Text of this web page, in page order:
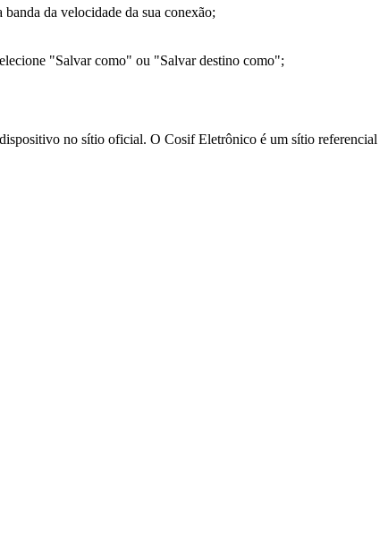
da velocidade da sua conexão;
"Salvar como" ou "Salvar destino como";
no sítio oficial. O Cosif Eletrônico é um sítio referencial